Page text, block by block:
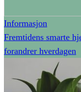
Informasjon
Fremtidens smarte
forandrer hverdagen